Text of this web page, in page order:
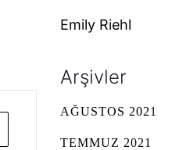
Emily Riehl
Arşivler
AĞUSTOS 2021
TEMMUZ 2021